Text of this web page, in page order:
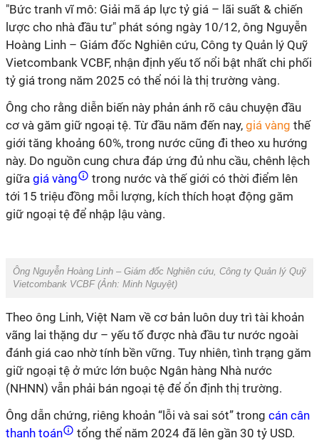
"Bức tranh vĩ mô: Giải mã áp lực tỷ giá – lãi suất & chiến
lược cho nhà đầu tư" phát sóng ngày 10/12, ông Nguyễn
Hoàng Linh – Giám đốc Nghiên cứu, Công ty Quản lý Quỹ
Vietcombank VCBF, nhận định yếu tố nổi bật nhất chi phối
tỷ giá trong năm 2025 có thể nói là thị trường vàng.
Ông cho rằng diễn biến này phản ánh rõ câu chuyện đầu
cơ và găm giữ ngoại tệ. Từ đầu năm đến nay, giá vàng thế
giới tăng khoảng 60%, trong nước cũng đi theo xu hướng
này. Do nguồn cung chưa đáp ứng đủ nhu cầu, chênh lệch
giữa giá vàng
trong nước và thế giới có thời điểm lên
tới 15 triệu đồng mỗi lượng, kích thích hoạt động găm
giữ ngoại tệ để nhập lậu vàng.
Ông Nguyễn Hoàng Linh – Giám đốc Nghiên cứu, Công ty Quản lý Quỹ
Vietcombank VCBF (Ảnh: Minh Nguyệt)
Theo ông Linh, Việt Nam về cơ bản luôn duy trì tài khoản
vãng lai thặng dư – yếu tố được nhà đầu tư nước ngoài
đánh giá cao nhờ tính bền vững. Tuy nhiên, tình trạng găm
giữ ngoại tệ ở mức lớn buộc Ngân hàng Nhà nước
(NHNN) vẫn phải bán ngoại tệ để ổn định thị trường.
Ông dẫn chứng, riêng khoản “lỗi và sai sót” trong cán cân
thanh toán
tổng thể năm 2024 đã lên gần 30 tỷ USD.